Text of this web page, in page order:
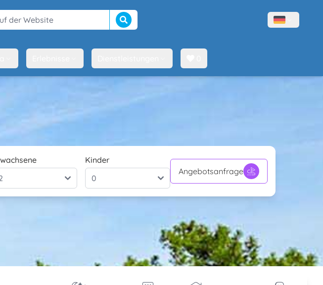
der Website Suche beginnen Menù lingue
Kinder
Angebotsanfrage